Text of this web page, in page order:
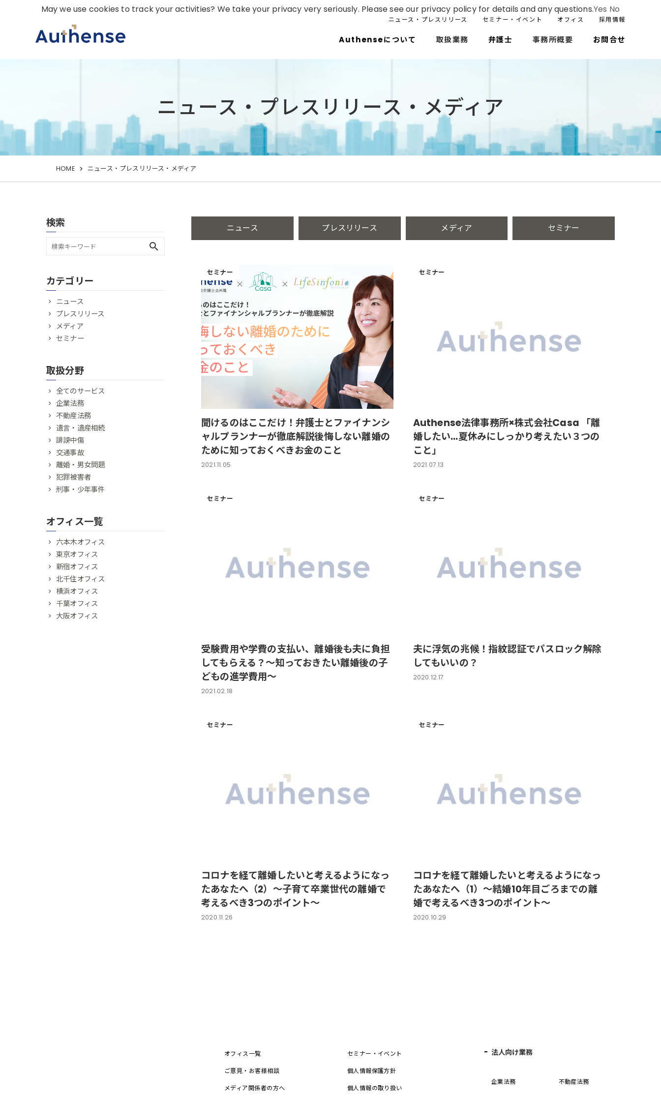
ニュース・プレスリリース セミナー・イベント オフィス 採用情報
Authenseについて 取扱業務 弁護士 事務所概要 お問合せ
ニュース・プレスリリース・メディア
HOME ニュース・プレスリリース・メディア
ニュース プレスリリース メディア セミナー
セミナー
聞けるのはここだけ！弁護士とファイナンシ
ャルプランナーが徹底解説後悔しない離婚の
ために知っておくべきお金のこと
2021.11.05
セミナー
Authense法律事務所×株式会社Casa 「離
婚したい…夏休みにしっかり考えたい３つの
こと」
2021.07.13
セミナー
受験費用や学費の支払い、離婚後も夫に負担
してもらえる？～知っておきたい離婚後の子
どもの進学費用～
2021.02.18
セミナー
夫に浮気の兆候！指紋認証でパスロック解除
してもいいの？
2020.12.17
セミナー
コロナを経て離婚したいと考えるようになっ
たあなたへ（2）～子育て卒業世代の離婚で
考えるべき3つのポイント～
2020.11.26
セミナー
コロナを経て離婚したいと考えるようになっ
たあなたへ（1）～結婚10年目ごろまでの離
婚で考えるべき3つのポイント～
2020.10.29
検索
search
カテゴリー
ニュース
プレスリリース
メディア
セミナー
取扱分野
全てのサービス
企業法務
不動産法務
遺言・遺産相続
誹謗中傷
交通事故
離婚・男女問題
犯罪被害者
刑事・少年事件
オフィス一覧
六本木オフィス
東京オフィス
新宿オフィス
北千住オフィス
横浜オフィス
千葉オフィス
大阪オフィス
オフィス一覧
ご意見・お客様相談
メディア関係者の方へ
セミナー・イベント
個人情報保護方針
個人情報の取り扱い
法人向け業務
企業法務 不動産法務
May we use cookies to track your activities? We take your privacy very seriously. Please see our privacy policy for details and any questions.Yes No